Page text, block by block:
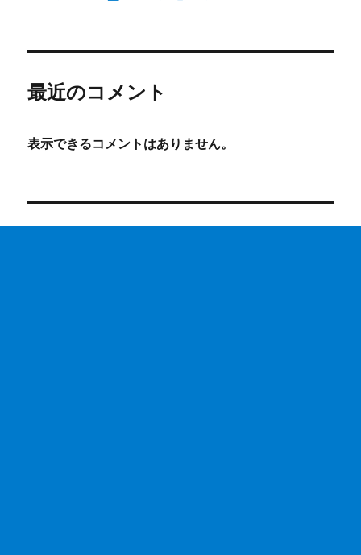
最近のコメント
表示できるコメントはありません。